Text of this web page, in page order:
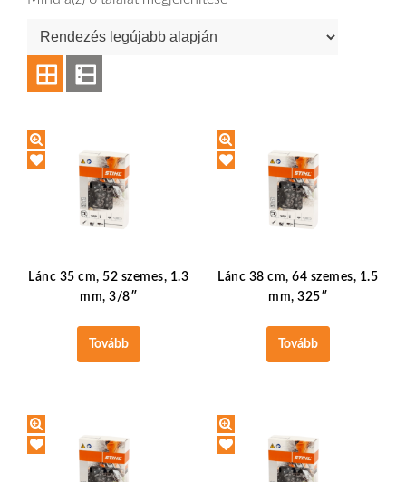
Lánc 35 cm, 52 szemes, 1.3
mm, 3/8″
Tovább
Lánc 38 cm, 64 szemes, 1.5
mm, 325″
Tovább